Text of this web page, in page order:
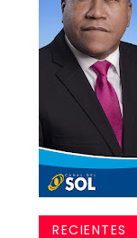
RECIENTES